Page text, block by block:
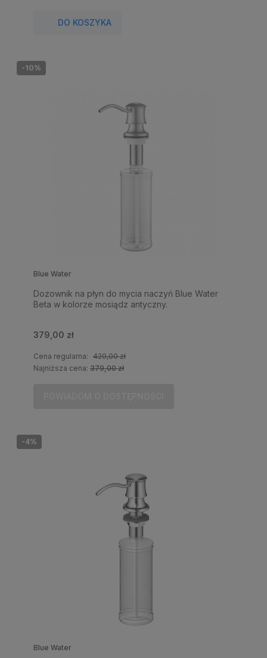
DO KOSZYKA
Blue Water
Dozownik na płyn do mycia naczyń Blue Water
Beta w kolorze mosiądz antyczny.
379,00 zł
Cena regularna: 420,00 zł
Najniższa cena: 379,00 zł
-10%
Blue Water
-4%